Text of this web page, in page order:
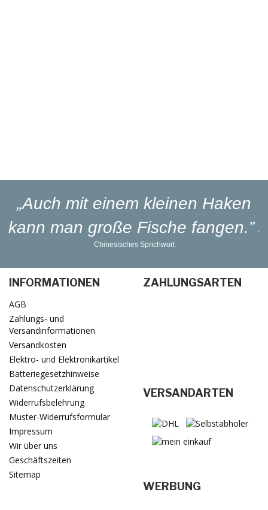
„Auch mit einem kleinen Haken
kann man große Fische fangen.” -
Chinesisches Sprichwort
INFORMATIONEN
AGB
Zahlungs- und
Versandinformationen
Versandkosten
Elektro- und Elektronikartikel
Batteriegesetzhinweise
Datenschutzerklärung
Widerrufsbelehrung
Muster-Widerrufsformular
Impressum
Wir über uns
Geschäftszeiten
Sitemap
ZAHLUNGSARTEN
VERSANDARTEN
WERBUNG